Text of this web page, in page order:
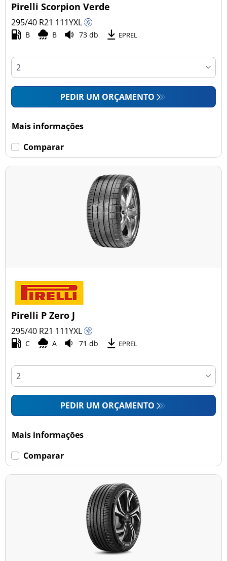
Pirelli Scorpion Verde
295/40 R21 111YXL
B B 73 db EPREL
PEDIR UM ORÇAMENTO
Mais informações
Comparar
Pirelli P Zero J
295/40 R21 111YXL
C A 71 db EPREL
PEDIR UM ORÇAMENTO
Mais informações
Comparar